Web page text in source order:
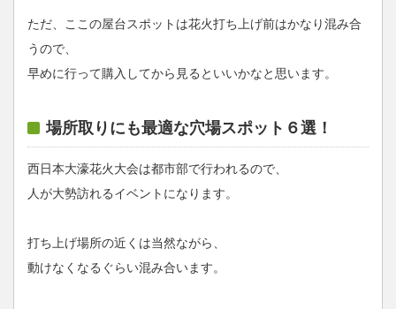
ただ、ここの屋台スポットは花火打ち上げ前はかなり混み合
うので、
早めに行って購入してから見るといいかなと思います。
場所取りにも最適な穴場スポット６選！
西日本大濠花火大会は都市部で行われるので、
人が大勢訪れるイベントになります。
打ち上げ場所の近くは当然ながら、
動けなくなるぐらい混み合います。